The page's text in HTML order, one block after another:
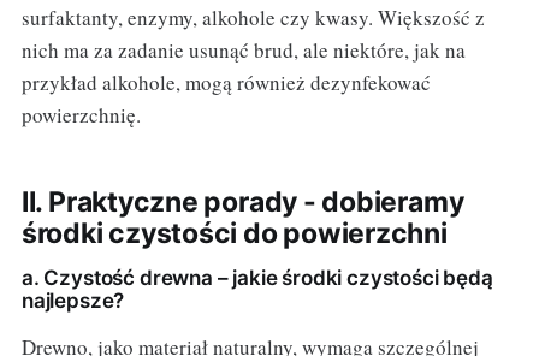
surfaktanty, enzymy, alkohole czy kwasy. Większość z
nich ma za zadanie usunąć brud, ale niektóre, jak na
przykład alkohole, mogą również dezynfekować
powierzchnię.
II. Praktyczne porady - dobieramy
środki czystości do powierzchni
a. Czystość drewna – jakie środki czystości będą
najlepsze?
Drewno, jako materiał naturalny, wymaga szczególnej